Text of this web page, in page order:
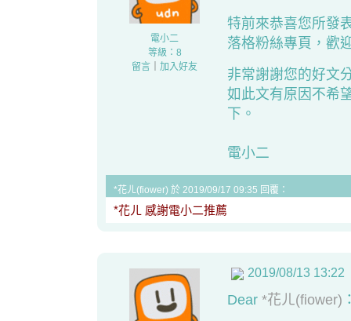
電小二
等級：8
留言
加入好友
特前來恭喜您所發
落格粉絲專頁 ，歡
非常謝謝您的好文
如此文有原因不希
下。
電小二
*花ㄦ(fiower) 於 2019/09/17 09:35 回覆：
*花ㄦ 感謝電小二推薦
2019/08/13 13:22
Dear *花ㄦ(fiower)